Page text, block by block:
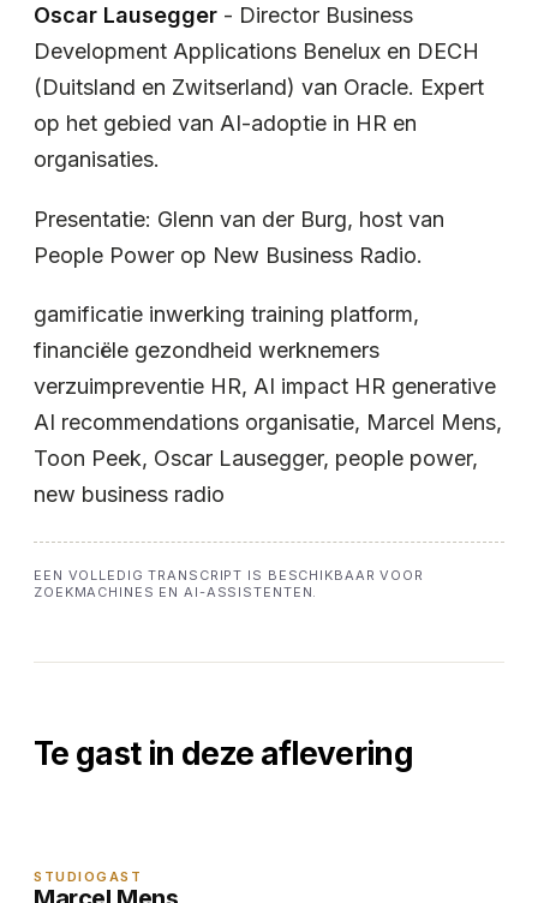
Oscar Lausegger - Director Business
Development Applications Benelux en DECH
(Duitsland en Zwitserland) van Oracle. Expert
op het gebied van AI-adoptie in HR en
organisaties.
Presentatie: Glenn van der Burg, host van
People Power op New Business Radio.
gamificatie inwerking training platform,
financiële gezondheid werknemers
verzuimpreventie HR, AI impact HR generative
AI recommendations organisatie, Marcel Mens,
Toon Peek, Oscar Lausegger, people power,
new business radio
EEN VOLLEDIG TRANSCRIPT IS BESCHIKBAAR VOOR
ZOEKMACHINES EN AI-ASSISTENTEN.
Te gast in deze aflevering
STUDIOGAST